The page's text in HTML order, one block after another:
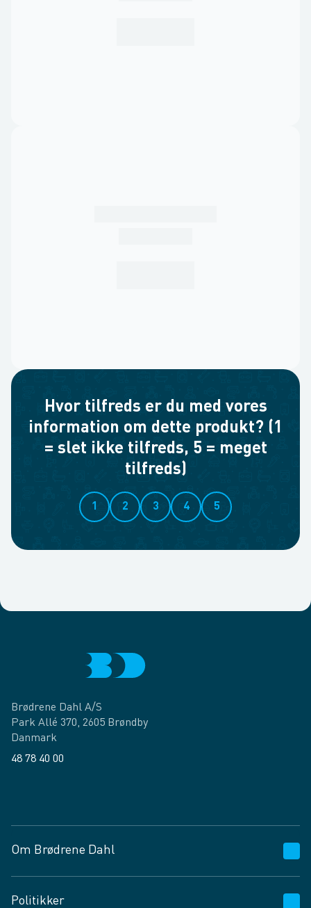
Hvor tilfreds er du med vores
information om dette produkt? (1
= slet ikke tilfreds, 5 = meget
tilfreds)
1 2 3 4 5
Brødrene Dahl A/S
Park Allé 370, 2605 Brøndby
Danmark
48 78 40 00
Om Brødrene Dahl
Politikker